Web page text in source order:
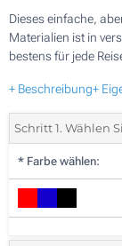
Dieses einfache,
Materialien ist in
bestens für jede
+ Beschreibung+
Schritt 1. Wählen
* Farbe wählen: